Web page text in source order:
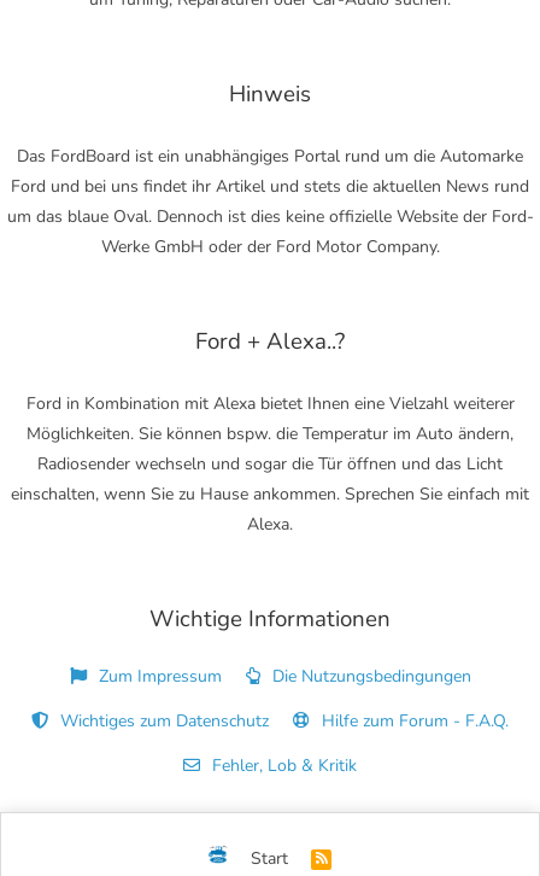
Hinweis
Das FordBoard ist ein unabhängiges Portal rund um die Automarke
Ford und bei uns findet ihr Artikel und stets die aktuellen News rund
um das blaue Oval. Dennoch ist dies keine offizielle Website der Ford-
Werke GmbH oder der Ford Motor Company.
Ford + Alexa..?
Ford in Kombination mit Alexa bietet Ihnen eine Vielzahl weiterer
Möglichkeiten. Sie können bspw. die Temperatur im Auto ändern,
Radiosender wechseln und sogar die Tür öffnen und das Licht
einschalten, wenn Sie zu Hause ankommen. Sprechen Sie einfach mit
Alexa.
Wichtige Informationen
Zum Impressum
Die Nutzungsbedingungen
Wichtiges zum Datenschutz
Hilfe zum Forum - F.A.Q.
Fehler, Lob & Kritik
Start
R